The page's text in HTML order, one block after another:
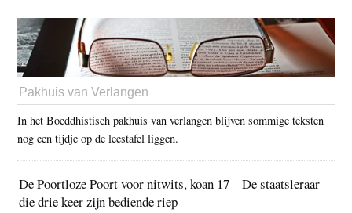
Pakhuis van Verlangen
In het Boeddhistisch pakhuis van verlangen blijven sommige teksten
nog een tijdje op de leestafel liggen.
De Poortloze Poort voor nitwits, koan 17 – De staatsleraar
die drie keer zijn bediende riep